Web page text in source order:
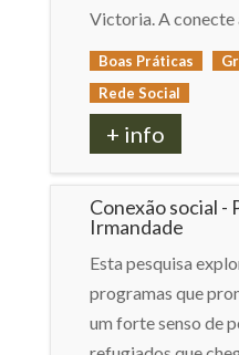
Victoria. A conecte
Boas Práticas
Rede Social
+ info
Conexão social -
Irmandade
Esta pesquisa
programas que
um forte senso de